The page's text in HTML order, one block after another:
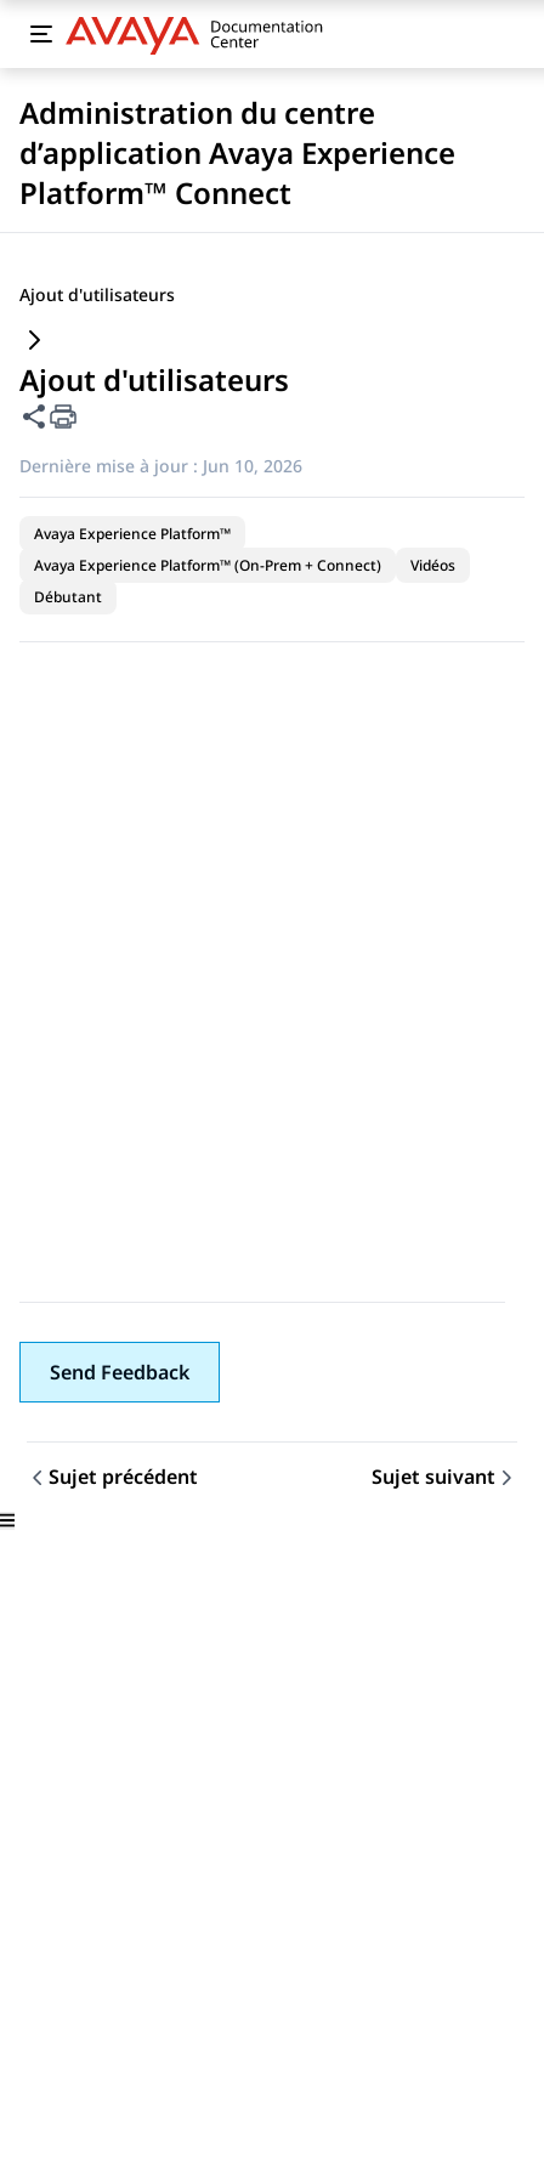
Administration du centre
d’application Avaya Experience
Platform™ Connect
Ajout d'utilisateurs
Ajout d'utilisateurs
Partager cette page
Dernière mise à jour : Jun 10, 2026
Avaya Experience Platform™
Avaya Experience Platform™ (On-Prem + Connect)
Vidéos
Débutant
Send Feedback
Navigation par sujet
Sujet précédent Sujet suivant